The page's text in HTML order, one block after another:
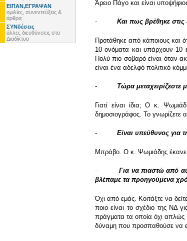
ΕΙΠΑΝ,ΕΓΡΑΨΑΝ
ομιλίες, συνεντεύξεις &
άρθρα
ΣΥΝδέσεις
άλλες διευθύνσεις στο
Διαδίκτυο
Άρειο Πάγο και είναι
- Και πως βρέθηκε στις
Προτάθηκε από κάποιους και
10 ονόματα και υπάρχουν 10
Πολύ πιο σοβαρό είναι όταν
είναι ένα αδελφό πολιτικό
- Τώρα μεταχειρίζεστε
Γιατί είναι ίδια; Ο κ.
δημοσιογράφος. Το γνωρίζετε
- Είναι υπεύθυνος για
Μπράβο. Ο κ. Ψωμιάδης έκανε
-Για να πιαστώ από
βλέπαμε τα προηγούμενα
Όχι από εμάς. Κοιτάξτε να
ποιο είναι το σχέδιο της ΝΔ
πράγματα τα οποία όχι απλώς
δύναμη που προσπαθούσε να